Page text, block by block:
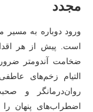
مجدد
ورود دوباره به مسیر
است. پیش از هر
ضخامت آندومتر
التیام زخم‌های
روان‌درمانگر و
اضطراب‌های پنهان